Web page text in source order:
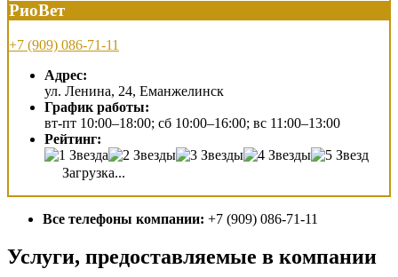
РиоВет
+7 (909) 086-71-11
Адрес:
ул. Ленина, 24, Еманжелинск
График работы:
вт-пт 10:00–18:00; сб 10:00–16:00; вс 11:00–13:00
Рейтинг:
Загрузка...
Все телефоны компании: +7 (909) 086-71-11
Услуги, предоставляемые в компании